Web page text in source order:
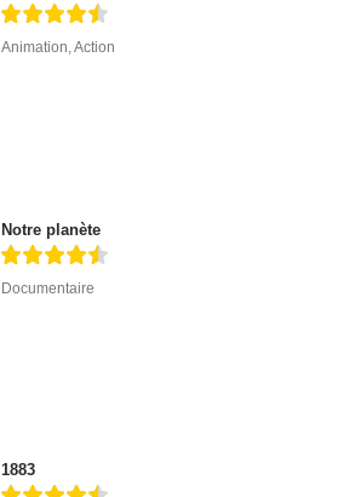
Animation,Action
Notre planète
Documentaire
1883